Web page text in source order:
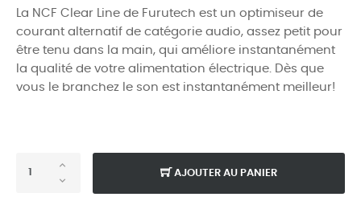
La NCF Clear Line de Furutech est un optimiseur de
courant alternatif de catégorie audio, assez petit pour
être tenu dans la main, qui améliore instantanément
la qualité de votre alimentation électrique. Dès que
vous le branchez le son est instantanément meilleur!
AJOUTER AU PANIER